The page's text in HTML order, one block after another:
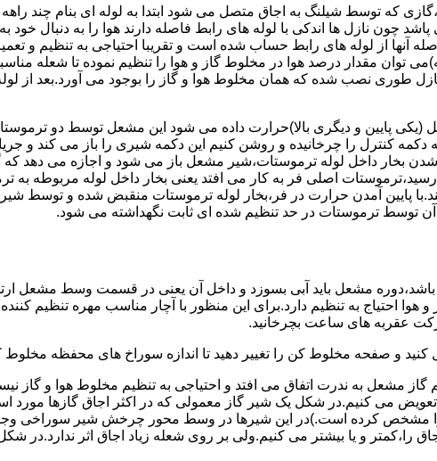
که توسط شیلنگ به اجاق متصل می شود ابتدا به لوله ای بنام چند
پاشد چون نازل ها اندکی با لوله های رابط فاصله دارند هوا را به دنبال
آنها از لوله های رابط حساب شده است و تقریبا احتیاجی به تنظیم و
مقدار درصد هوا در مخلوط گاز و هوا را تنظیم نموده تا شعله
طوری نصب شده که همان مخلوط هوا و گاز را بوجود می آورد.بعد از
پایین و دیگری بالا)حرارت داده می شود این مشعل توسط دو
را چرخانیده و روشن کنیم این دکمه شیری را باز می کند و
بخار داخل لوله ترموستات،شیر مشعل باز می شود و اجازه می دهد که
اصلی فر به کار می افتد یعنی بخار داخل لوله مربوطه به
پایین آمدن حرارت در فر،بخار لوله ترموستات منقبض شده و توسط
توسط ترموستات در حد تنظیم شده ای ثابت نگهداشته می شود.
احتیاج به تنظیم دارد.برای این منظور با آچار مناسب مهره تنظیم
عقربه های ساعت بچرخانید.
کنید و صفحه مخلوط کن را تغییر دهید تا اندازه سوراخ های محفظه
مشعل به ندرت اتفاق می افتد و احتیاجی به تنظیم مخلوط هوا و
تعویض می کنیم.در شکل یک شیر گاز معمولی که در اکثر اجاق گازها
مشخص کرده است.)در این شیرها در وسط محور چرخش شیر سوراخی
را،کمتر و یا بیشتر می کنیم.ولی بر روی شعله زیاد اجاق اثر